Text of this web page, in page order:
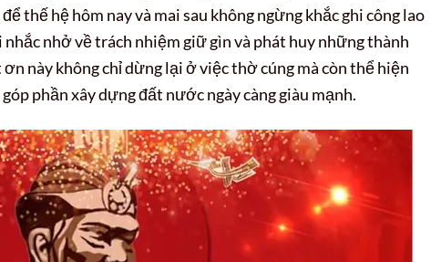
thế hệ hôm nay và mai sau không ngừng khắc ghi công lao
nhở về trách nhiệm giữ gìn và phát huy những thành
này không chỉ dừng lại ở việc thờ cúng mà còn thể hiện
phần xây dựng đất nước ngày càng giàu mạnh.